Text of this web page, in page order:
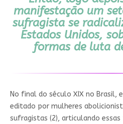
manifestação um
sufragista se
Estados Unidos,
formas de luta
No final do século XIX no Brasil,
editado por mulheres
sufragistas (2), articulando